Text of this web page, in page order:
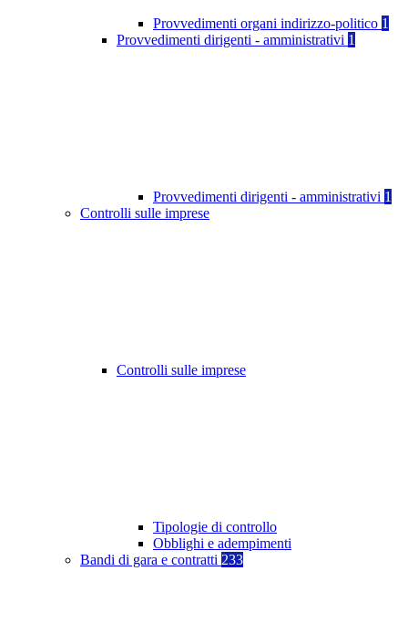
Provvedimenti organi indirizzo-politico 1
Provvedimenti dirigenti - amministrativi 1
Provvedimenti dirigenti - amministrativi 1
Controlli sulle imprese
Controlli sulle imprese
Tipologie di controllo
Obblighi e adempimenti
Bandi di gara e contratti 233